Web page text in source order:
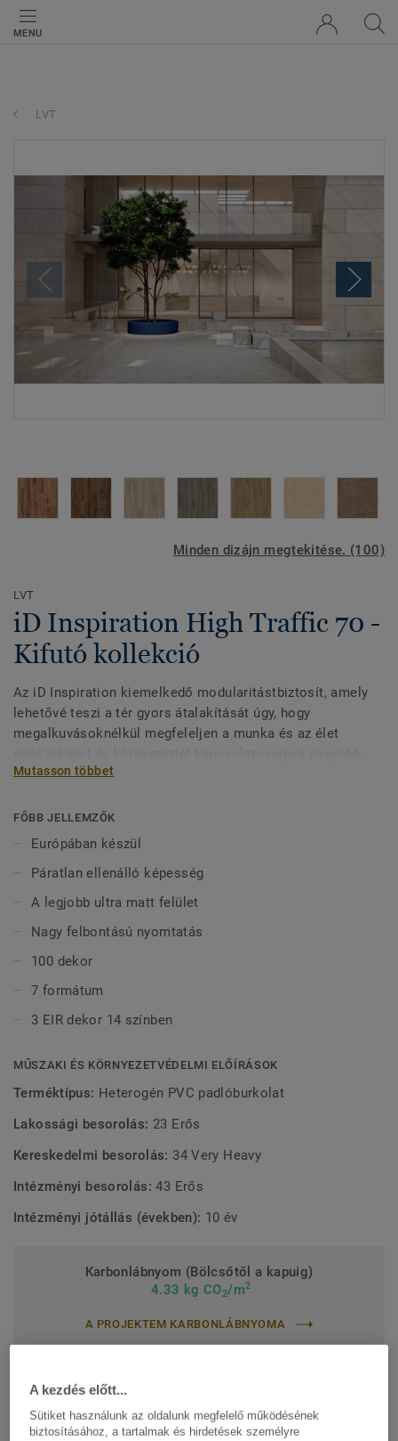
MENU
LVT
Minden dizájn megtekitése. (100)
LVT
iD Inspiration High Traffic 70 -
Kifutó kollekció
Az iD Inspiration kiemelkedő modularitástbiztosít, amely
lehetővé teszi a tér gyors átalakítását úgy, hogy
megalkuvásoknélkül megfeleljen a munka és az élet
kihívásainak. Emellett a természet inspirálta színek és
valósághű – lehetővé teszik, hogy akellemes belső terek
kialakítása érdekében kiválassza a legjobb
természetesdekorokat, a legkiválóbb minőségű LVT
anyagokba ágyazva. Az iD Inspiration HT 70a
legforgalmasabb területekhez készült. Ellenálló a nagy
ellenállást biztosít a statikus ésgördülő igénybevételnek,
max. 800 kg-ig.
Mutasson többet
FŐBB JELLEMZŐK
Európában készül
Páratlan ellenálló képesség
A legjobb ultra matt felület
Nagy felbontású nyomtatás
100 dekor
7 formátum
3 EIR dekor 14 színben
MŰSZAKI ÉS KÖRNYEZETVÉDELMI ELŐÍRÁSOK
Terméktípus: Heterogén PVC padlóburkolat
Lakossági besorolás: 23 Erős
Kereskedelmi besorolás: 34 Very Heavy
Intézményi besorolás:43 Erős
Intézményi jótállás (években): 10 év
Karbonlábnyom (Bölcsőtől a kapuig)
4.33 kg CO2/m2
A PROJEKTEM KARBONLÁBNYOMA
A kezdés előtt...
Sütiket használunk az oldalunk megfelelő működésének
biztosításához, a tartalmak és hirdetések személyre